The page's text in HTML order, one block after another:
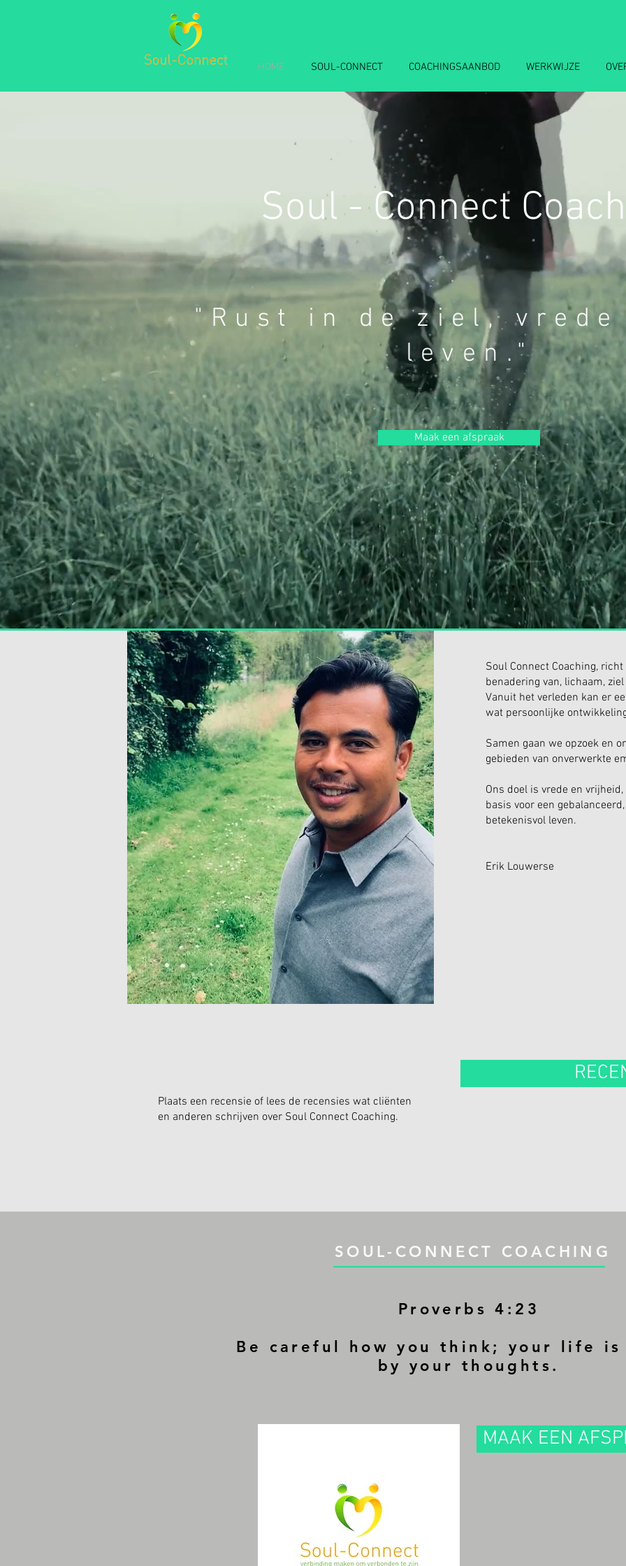
HOME SOUL-CONNECT COACHINGSAANBOD WERKWIJZE
Soul - Connect
"Rust in de ziel,
leven."
Maak een afspraak
Soul Connect Coaching,
benadering van, lichaam,
Vanuit het verleden kan er
wat persoonlijke
Samen gaan we opzoek en
gebieden van onverwerkte
Ons doel is vrede en
basis voor een
betekenisvol leven.
Erik Louwerse
Plaats een recensie of lees de recensies wat cliënten
en anderen schrijven over Soul Connect Coaching.
SOUL-CONNECT COACHING
Proverbs 4:23
Be careful how you think; your life is
by your thoughts.
MAAK EEN